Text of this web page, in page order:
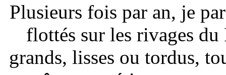
Plusieurs fois par an, je
flottés sur les rivages du
grands, lisses ou tordus,